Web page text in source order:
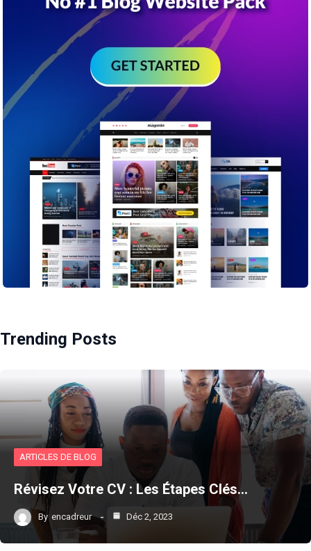
Trending Posts
ARTICLES DE BLOG
Révisez Votre CV : Les Étapes Clés…
By encadreur Déc 2, 2023